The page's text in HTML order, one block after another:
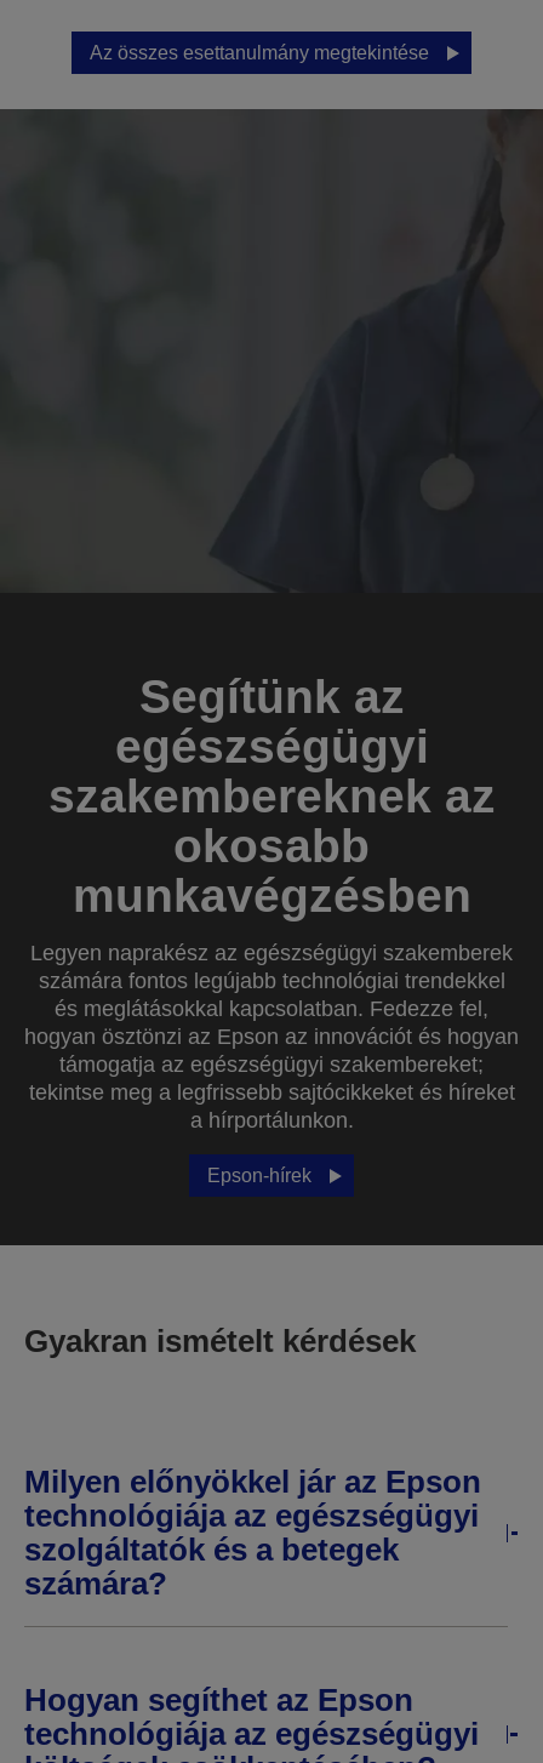
Az összes esettanulmány megtekintése
Segítünk az
egészségügyi
szakembereknek az
okosabb
munkavégzésben
Legyen naprakész az egészségügyi szakemberek
számára fontos legújabb technológiai trendekkel
és meglátásokkal kapcsolatban. Fedezze fel,
hogyan ösztönzi az Epson az innovációt és hogyan
támogatja az egészségügyi szakembereket;
tekintse meg a legfrissebb sajtócikkeket és híreket
a hírportálunkon.
Epson-hírek
Gyakran ismételt kérdések
Milyen előnyökkel jár az Epson
technológiája az egészségügyi
szolgáltatók és a betegek
számára?
Hogyan segíthet az Epson
technológiája az egészségügyi